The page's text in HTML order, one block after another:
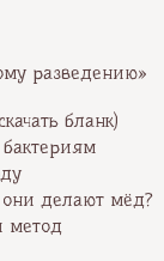
разведению»
бланк)
делают мёд?
метод